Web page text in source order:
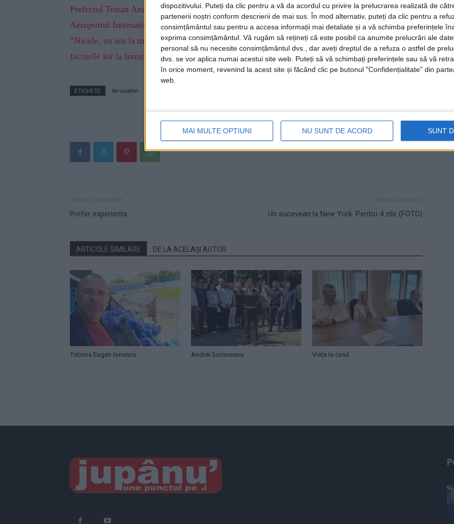
dispozitivului. Puteți da clic pentru a vă da acordul cu privire la prelucrarea realizată de
partenerii noștri conform descrierii de mai sus. În mod alternativ, puteți da clic pentru a
consimțământul sau pentru a accesa informații mai detaliate și a vă schimba preferințele
exprima consimțământul. Vă rugăm să rețineți că este posibil ca anumite prelucrări ale
personal să nu necesite consimțământul dvs., dar aveți dreptul de a refuza o astfel de
dvs. se vor aplica numai acestui site web. Puteți să vă schimbați preferințele sau să vă
în orice moment, revenind la acest site și făcând clic pe butonul "Confidențialitate" din
web.
MAI MULTE OPȚIUNI NU SUNT DE ACORD SUNT
Prefectul Traian Andronachi și vicepreședintele Consiliului Județean Suceava Nicolae Robu, pe
Aeroportul Internațional ”Ștefan cel Mare”, așteptînd avionul cu Lumina Sfîntă de la Ierusalim:
”Nicule, eu am la mine vreo patru lumînări, pentru fiecare cameră, că m-au rupt ăștia cu
facturile lor la lumină”.
ETICHETE Ierusalim
Prefer experiența Un sucevean la New York. Pentru 4 zile (FOTO)
ARTICOLE SIMILARE DE LA ACELAȘI AUTOR
Tribuna Eugen Ionescu Andrei Suceveanu Viața la casă